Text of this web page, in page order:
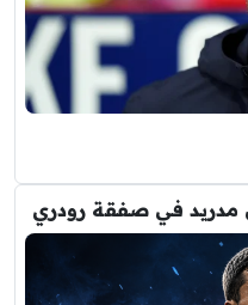
مدريد في صفقة رودري